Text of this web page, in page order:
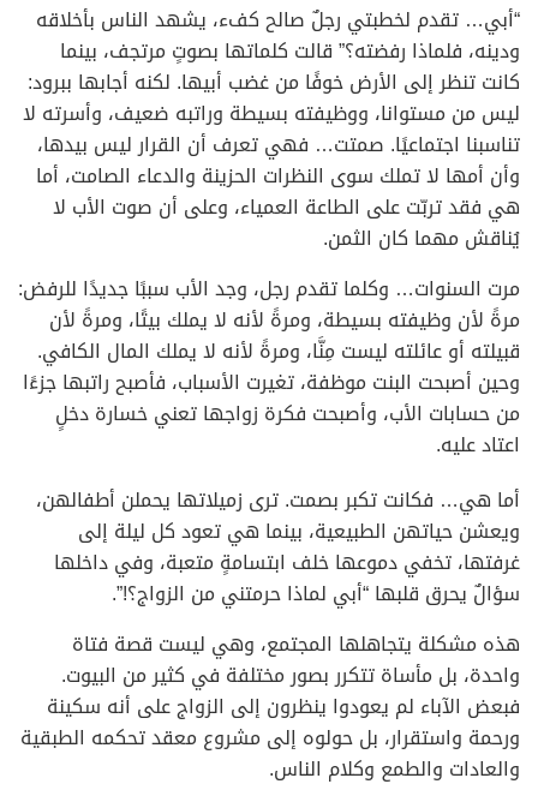
“أبي… تقدم لخطبتي رجلٌ صالح كفء، يشهد الناس بأخلاقه
ودينه، فلماذا رفضته؟” قالت كلماتها بصوتٍ مرتجف، بينما
كانت تنظر إلى الأرض خوفًا من غضب أبيها. لكنه أجابها ببرود:
ليس من مستوانا، ووظيفته بسيطة وراتبه ضعيف، وأسرته لا
تناسبنا اجتماعيًا. صمتت… فهي تعرف أن القرار ليس بيدها،
وأن أمها لا تملك سوى النظرات الحزينة والدعاء الصامت، أما
هي فقد تربّت على الطاعة العمياء، وعلى أن صوت الأب لا
يُناقش مهما كان الثمن.
مرت السنوات… وكلما تقدم رجل، وجد الأب سببًا جديدًا للرفض:
مرةً لأن وظيفته بسيطة، ومرةً لأنه لا يملك بيتًا، ومرةً لأن
قبيلته أو عائلته ليست مِنَّا، ومرةً لأنه لا يملك المال الكافي.
وحين أصبحت البنت موظفة، تغيرت الأسباب، فأصبح راتبها جزءًا
من حسابات الأب، وأصبحت فكرة زواجها تعني خسارة دخلٍ
اعتاد عليه.
أما هي… فكانت تكبر بصمت. ترى زميلاتها يحملن أطفالهن،
ويعشن حياتهن الطبيعية، بينما هي تعود كل ليلة إلى
غرفتها، تخفي دموعها خلف ابتسامةٍ متعبة، وفي داخلها
سؤالٌ يحرق قلبها “أبي لماذا حرمتني من الزواج؟!”.
هذه مشكلة يتجاهلها المجتمع، وهي ليست قصة فتاة
واحدة، بل مأساة تتكرر بصور مختلفة في كثير من البيوت.
فبعض الآباء لم يعودوا ينظرون إلى الزواج على أنه سكينة
ورحمة واستقرار، بل حولوه إلى مشروع معقد تحكمه الطبقية
والعادات والطمع وكلام الناس.